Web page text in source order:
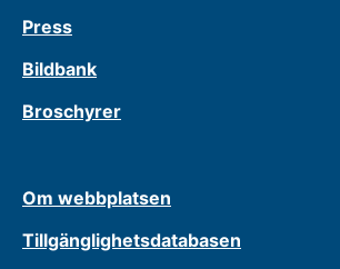
Press
Bildbank
Broschyrer
Om webbplatsen
Tillgänglighetsdatabasen